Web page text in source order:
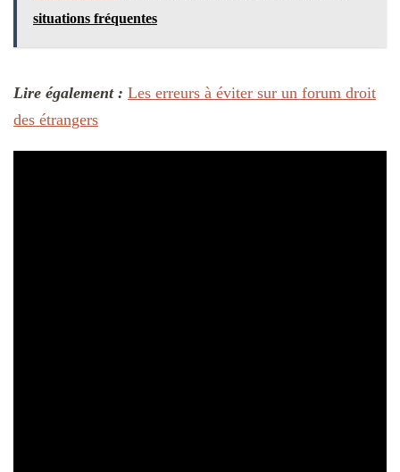
situations fréquentes
Lire également : Les erreurs à éviter sur un forum droit
des étrangers